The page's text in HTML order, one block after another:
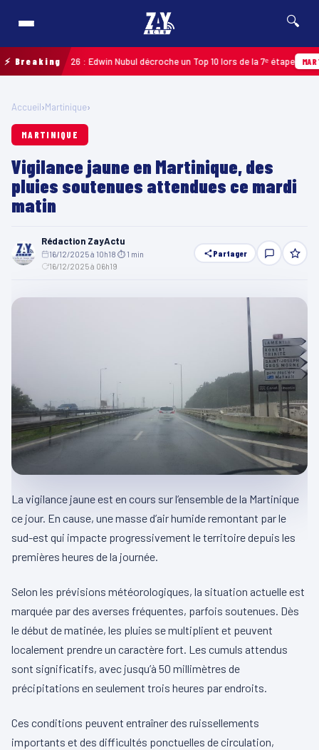
🔍
⚡ Breaking2026 : Edwin Nubul décroche un Top 10 lors de la 7ᵉ étape
Accueil›Martinique›
MARTINIQUE
Vigilance jaune en Martinique, des
pluies soutenues attendues ce mardi
matin
Rédaction ZayActu
16/12/2025 à 10h18 ⏱ 1 min
16/12/2025 à 06h19
Partager
La vigilance jaune est en cours sur l’ensemble de la Martinique
ce jour. En cause, une masse d’air humide remontant par le
sud-est qui impacte progressivement le territoire depuis les
premières heures de la journée.
Selon les prévisions météorologiques, la situation actuelle est
marquée par des averses fréquentes, parfois soutenues. Dès
le début de matinée, les pluies se multiplient et peuvent
localement prendre un caractère fort. Les cumuls attendus
sont significatifs, avec jusqu’à 50 millimètres de
précipitations en seulement trois heures par endroits.
Ces conditions peuvent entraîner des ruissellements
importants et des difficultés ponctuelles de circulation,